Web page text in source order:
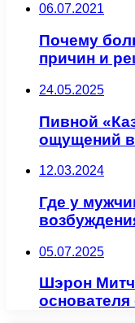
06.07.2021
Почему
причин и
24.05.2025
Пивной
ощущений в
12.03.2024
Где у
05.07.2025
Шэрон